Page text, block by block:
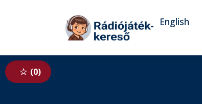
Tovább a tartalomhoz
English
0